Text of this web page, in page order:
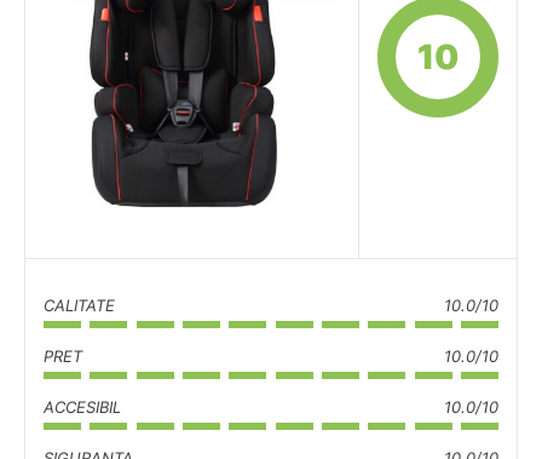
10
CALITATE 10.0/10
PRET 10.0/10
ACCESIBIL 10.0/10